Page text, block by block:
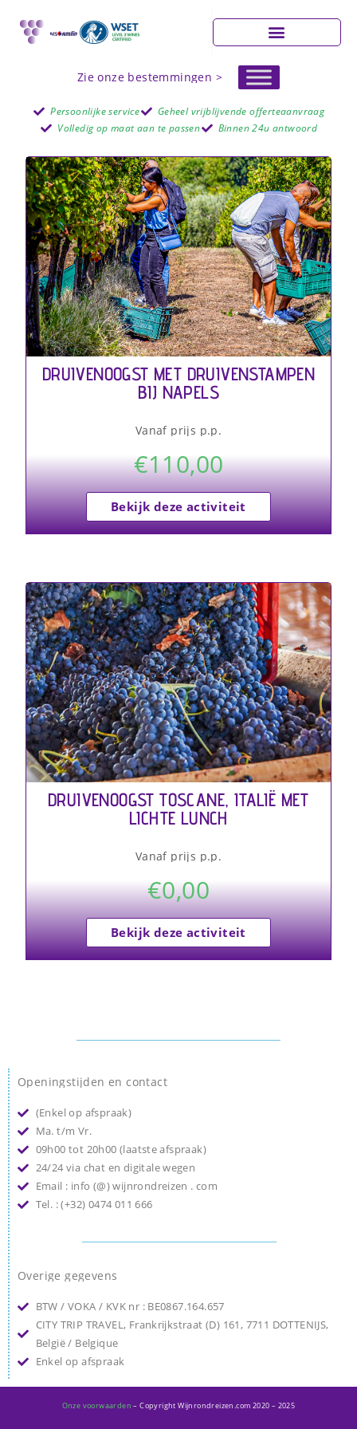
Zie onze bestemmingen >
Persoonlijke service
Geheel vrijblijvende offerteaanvraag
Volledig op maat aan te passen
Binnen 24u antwoord
DRUIVENOOGST MET DRUIVENSTAMPEN
BIJ NAPELS
Vanaf prijs p.p.
€110,00
Bekijk deze activiteit
DRUIVENOOGST TOSCANE, ITALIË MET
LICHTE LUNCH
Vanaf prijs p.p.
€0,00
Bekijk deze activiteit
Openingstijden en contact
(Enkel op afspraak)
Ma. t/m Vr.
09h00 tot 20h00 (laatste afspraak)
24/24 via chat en digitale wegen
Email : info (@) wijnrondreizen . com
Tel. : (+32) 0474 011 666
Overige gegevens
BTW / VOKA / KVK nr : BE0867.164.657
CITY TRIP TRAVEL, Frankrijkstraat (D) 161, 7711 DOTTENIJS,
België / Belgique
Enkel op afspraak
Onze voorwaarden – Copyright Wijnrondreizen.com 2020 – 2025